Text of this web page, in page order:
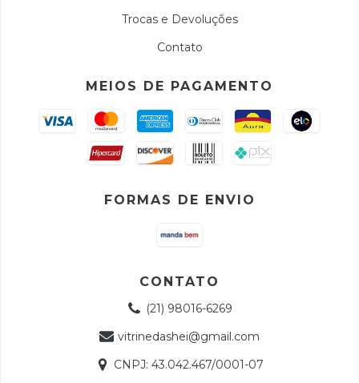
Trocas e Devoluções
Contato
MEIOS DE PAGAMENTO
FORMAS DE ENVIO
CONTATO
(21) 98016-6269
vitrinedashei@gmail.com
CNPJ: 43.042.467/0001-07